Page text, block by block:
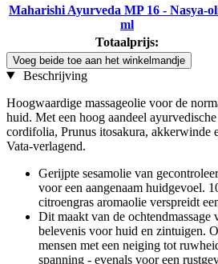
Maharishi Ayurveda MP 16 - Nasya-
ml
Totaalprijs:
Voeg beide toe aan het winkelmandje
Beschrijving
Hoogwaardige massageolie voor de
huid. Met een hoog aandeel
cordifolia, Prunus itosakura, akkerwinde
Vata-verlagend.
Gerijpte sesamolie van
voor een aangenaam huidgevoel.
citroengras aromaolie verspreidt
Dit maakt van de ochtendmassage
belevenis voor huid en zintuigen.
mensen met een neiging tot
spanning - evenals voor een